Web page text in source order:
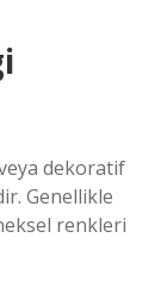
veya dekoratif
Genellikle
renkleri